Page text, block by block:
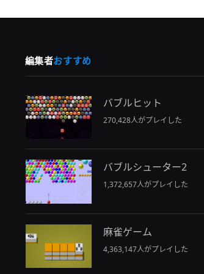
編集者おすすめ
バブルヒット
270,428人がプレイした
バブルシューター2
1,372,657人がプレイした
麻雀ゲーム
4,363,147人がプレイした